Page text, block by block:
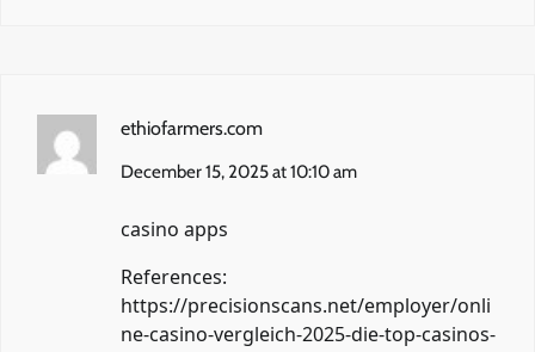
ethiofarmers.com
December 15, 2025 at 10:10 am
casino apps
References:
https://precisionscans.net/employer/onli
ne-casino-vergleich-2025-die-top-casinos-